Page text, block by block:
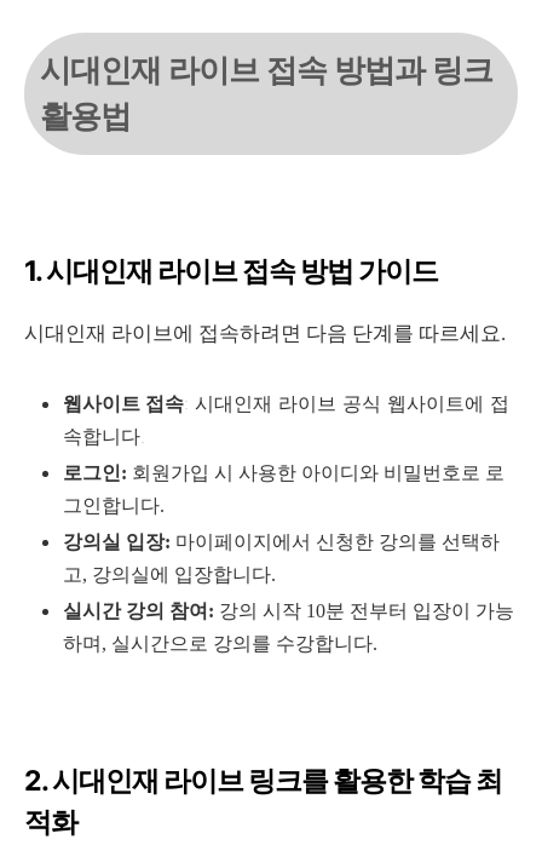
시대인재 라이브 접속 방법과 링크
활용법
1. 시대인재 라이브 접속 방법 가이드
시대인재 라이브에 접속하려면 다음 단계를 따르세요.
웹사이트 접속: 시대인재 라이브 공식 웹사이트에 접
속합니다.
로그인: 회원가입 시 사용한 아이디와 비밀번호로 로
그인합니다.
강의실 입장: 마이페이지에서 신청한 강의를 선택하
고, 강의실에 입장합니다.
실시간 강의 참여: 강의 시작 10분 전부터 입장이 가능
하며, 실시간으로 강의를 수강합니다.
2. 시대인재 라이브 링크를 활용한 학습 최
적화